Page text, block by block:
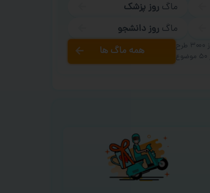
ماگروز پزشک
ماگروز دانشجو
همه ماگ ها